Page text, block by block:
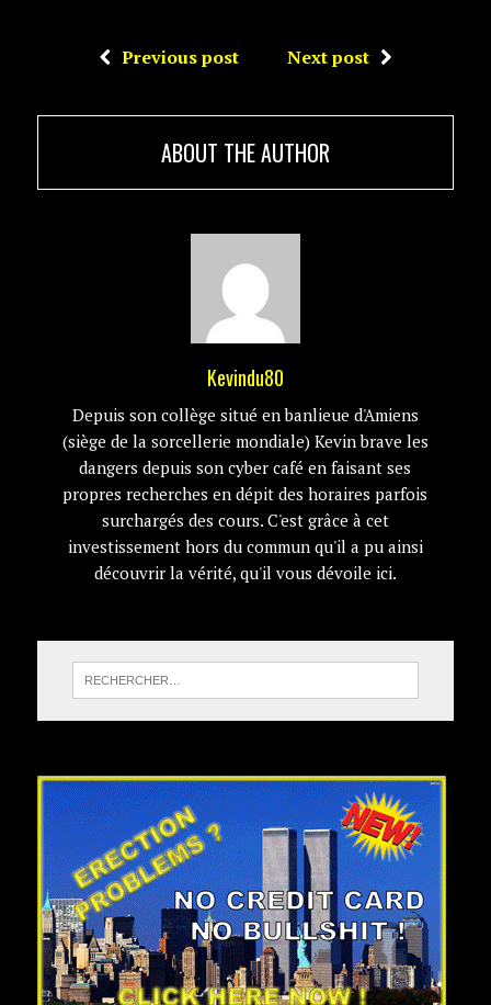
Previous post Next post
ABOUT THE AUTHOR
Kevindu80
Depuis son collège situé en banlieue d'Amiens
(siège de la sorcellerie mondiale) Kevin brave les
dangers depuis son cyber café en faisant ses
propres recherches en dépit des horaires parfois
surchargés des cours. C'est grâce à cet
investissement hors du commun qu'il a pu ainsi
découvrir la vérité, qu'il vous dévoile ici.